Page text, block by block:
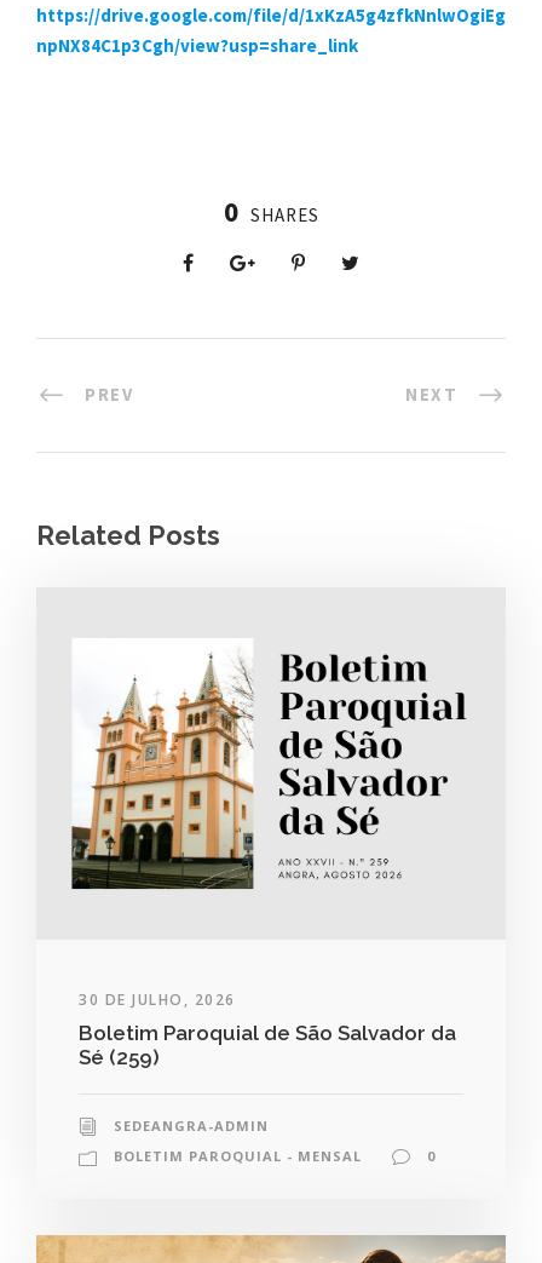
https://drive.google.com/file/d/1xKzA5g4zfkNnlwOgiEg
npNX84C1p3Cgh/view?usp=share_link
0 SHARES
PREV NEXT
Related Posts
30 DE JULHO, 2026
Boletim Paroquial de São Salvador da
Sé (259)
SEDEANGRA-ADMIN
BOLETIM PAROQUIAL - MENSAL
0